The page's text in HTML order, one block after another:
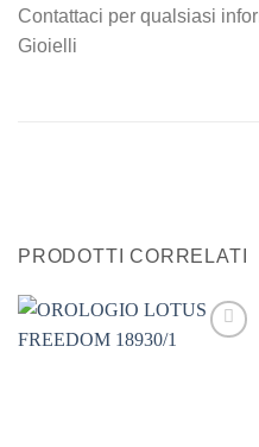
Contattaci per qualsiasi
Gioielli
PRODOTTI CORRELATI